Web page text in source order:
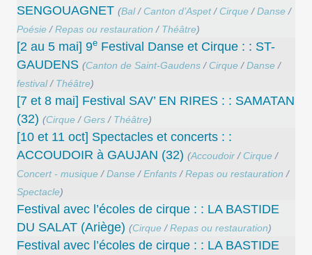
SENGOUAGNET (Bal/ Canton d’Aspet/ Cirque /Danse /
Poésie /Repas ou restauration / Théâtre)
[2 au 5 mai] 9e Festival Danse et Cirque : : ST-
GAUDENS (Canton de Saint-Gaudens / Cirque /Danse /
festival/ Théâtre)
[7 et 8 mai] Festival SAV’ EN RIRES : : SAMATAN
(32) (Cirque /Gers / Théâtre)
[10 et 11 oct] Spectacles et concerts : :
ACCOUDOIR à GAUJAN (32) (Accoudoir / Cirque /
Concert - musique /Danse /Enfants /Repas ou restauration /
Spectacle)
Festival avec l’écoles de cirque : : LA BASTIDE
DU SALAT (Ariège) (Cirque /Repas ou restauration)
Festival avec l’écoles de cirque : : LA BASTIDE